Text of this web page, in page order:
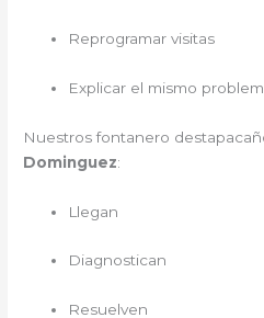
Reprogramar visitas
Explicar el mismo
Nuestros fontanero
Dominguez:
Llegan
Diagnostican
Resuelven